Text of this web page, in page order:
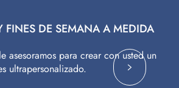
FINES DE SEMANA A MEDIDA
asesoramos para crear con usted un
ultrapersonalizado.